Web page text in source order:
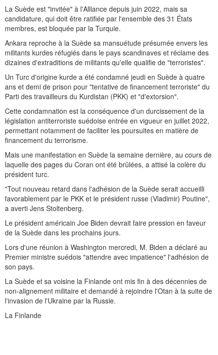
La Suède est "invitée" à l'Alliance depuis juin 2022, mais sa
candidature, qui doit être ratifiée par l'ensemble des 31 États
membres, est bloquée par la Turquie.
Ankara reproche à la Suède sa mansuétude présumée envers les
militants kurdes réfugiés dans le pays scandinaves et réclame des
dizaines d'extraditions de militants qu'elle qualifie de "terroristes".
Un Turc d'origine kurde a été condamné jeudi en Suède à quatre
ans et demi de prison pour "tentative de financement terroriste" du
Parti des travailleurs du Kurdistan (PKK) et "d'extorsion".
Cette condamnation est la conséquence d'un durcissement de la
législation antiterroriste suédoise entrée en vigueur en juillet 2022,
permettant notamment de faciliter les poursuites en matière de
financement du terrorisme.
Mais une manifestation en Suède la semaine dernière, au cours de
laquelle des pages du Coran ont été brûlées, a attisé la colère du
président turc.
"Tout nouveau retard dans l'adhésion de la Suède serait accueilli
favorablement par le PKK et le président russe (Vladimir) Poutine",
a averti Jens Stoltenberg.
Le président américain Joe Biden devrait faire pression en faveur
de la Suède dans les prochains jours.
Lors d'une réunion à Washington mercredi, M. Biden a déclaré au
Premier ministre suédois "attendre avec impatience" l'adhésion de
son pays.
La Suède et sa voisine la Finlande ont mis fin à des décennies de
non-alignement militaire et demandé à rejoindre l'Otan à la suite de
l'invasion de l'Ukraine par la Russie.
La Finlande